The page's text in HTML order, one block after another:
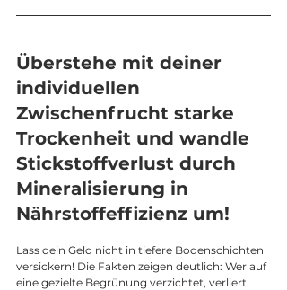
Überstehe mit deiner
individuellen
Zwischenfrucht starke
Trockenheit und wandle
Stickstoffverlust durch
Mineralisierung in
Nährstoffeffizienz um!
Lass dein Geld nicht in tiefere Bodenschichten
versickern! Die Fakten zeigen deutlich: Wer auf
eine gezielte Begrünung verzichtet, verliert